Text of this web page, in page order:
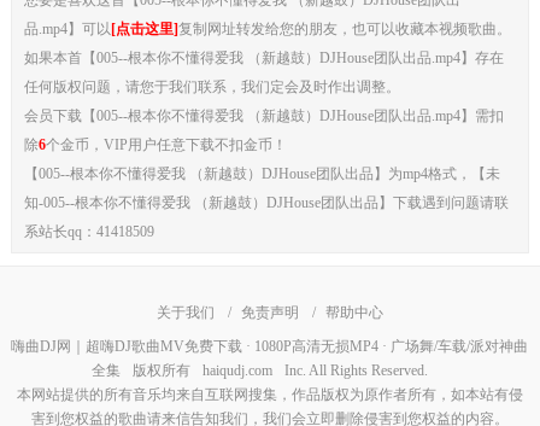
品.mp4】可以 [点击这里]复制网址转发给您的朋友，也可以收藏本视频歌曲。
如果本首【005--根本你不懂得爱我 （新越鼓）DJHouse团队出品.mp4】存在
任何版权问题，请您于我们联系，我们定会及时作出调整。
会员下载【005--根本你不懂得爱我 （新越鼓）DJHouse团队出品.mp4】需扣
除6个金币，VIP用户任意下载不扣金币！
【005--根本你不懂得爱我 （新越鼓）DJHouse团队出品】为mp4格式，【未
知-005--根本你不懂得爱我 （新越鼓）DJHouse团队出品】下载遇到问题请联
系站长qq：41418509
关于我们 / 免责声明 / 帮助中心
嗨曲DJ网｜超嗨DJ歌曲MV免费下载 · 1080P高清无损MP4 · 广场舞/车载/派对神曲
全集
版权所有 haiqudj.com
Inc. All Rights Reserved.
本网站提供的所有音乐均来自互联网搜集，作品版权为原作者所有，如本站有侵
害到您权益的歌曲请来信告知我们，我们会立即删除侵害到您权益的内容。